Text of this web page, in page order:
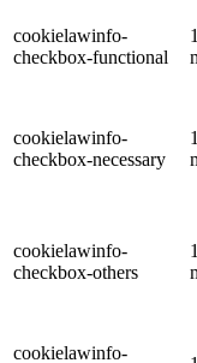
cookielawinfo-
checkbox-functional
cookielawinfo-
checkbox-necessary
cookielawinfo-
checkbox-others
cookielawinfo-